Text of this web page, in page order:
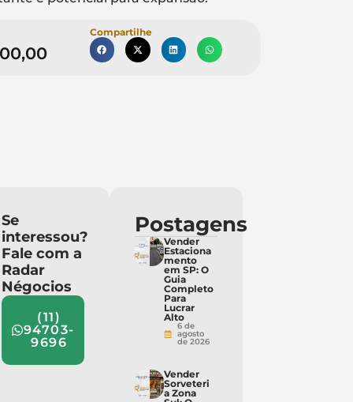
Compartilhe
Se
interessou?
Fale com a
Radar
Négocios
(11)
94703-
9696
Postagens
Vender
Estaciona
mento
em SP: O
Guia
Completo
Para
Lucrar
Alto
6 de
agosto
de 2026
Vender
Sorveteri
a Zona